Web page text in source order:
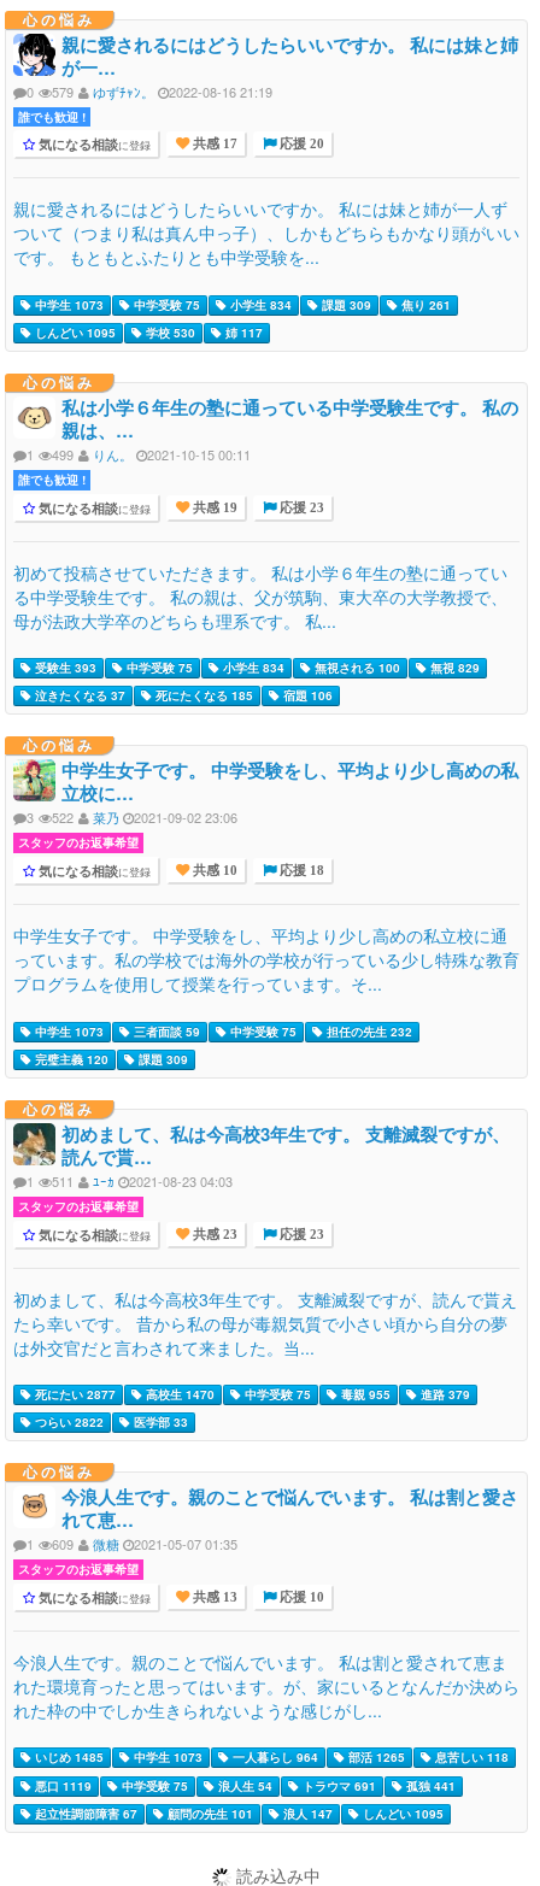
心の悩み
親に愛されるにはどうしたらいいですか。 私には妹と姉
が一…
0 579 ゆずﾁｬﾝ。 2022-08-16 21:19
誰でも歓迎 !
気になる相談に登録 共感 17 応援 20
親に愛されるにはどうしたらいいですか。 私には妹と姉が一人ず
ついて（つまり私は真ん中っ子）、しかもどちらもかなり頭がいい
です。 もともとふたりとも中学受験を...
中学生 1073 中学受験 75 小学生 834 課題 309
焦り 261
しんどい 1095
学校 530 姉 117
心の悩み
私は小学６年生の塾に通っている中学受験生です。 私の
親は、…
1 499 りん。 2021-10-15 00:11
誰でも歓迎 !
気になる相談に登録 共感 19 応援 23
初めて投稿させていただきます。 私は小学６年生の塾に通ってい
る中学受験生です。 私の親は、父が筑駒、東大卒の大学教授で、
母が法政大学卒のどちらも理系です。 私...
受験生 393 中学受験 75 小学生 834 無視される 100
無視 829
泣きたくなる 37
死にたくなる 185 宿題 106
心の悩み
中学生女子です。 中学受験をし、平均より少し高めの私
立校に…
3 522 菜乃 2021-09-02 23:06
スタッフのお返事希望
気になる相談に登録 共感 10 応援 18
中学生女子です。 中学受験をし、平均より少し高めの私立校に通
っています。私の学校では海外の学校が行っている少し特殊な教育
プログラムを使用して授業を行っています。そ...
中学生 1073 三者面談 59 中学受験 75
担任の先生 232
完璧主義 120
課題 309
心の悩み
初めまして、私は今高校3年生です。 支離滅裂ですが、
読んで貰…
1 511 ﾕｰｶ 2021-08-23 04:03
スタッフのお返事希望
気になる相談に登録 共感 23 応援 23
初めまして、私は今高校3年生です。 支離滅裂ですが、読んで貰え
たら幸いです。 昔から私の母が毒親気質で小さい頃から自分の夢
は外交官だと言わされて来ました。当...
死にたい 2877 高校生 1470 中学受験 75 毒親 955
進路 379
つらい 2822
医学部 33
心の悩み
今浪人生です。親のことで悩んでいます。 私は割と愛さ
れて恵…
1 609 微糖 2021-05-07 01:35
スタッフのお返事希望
気になる相談に登録 共感 13 応援 10
今浪人生です。親のことで悩んでいます。 私は割と愛されて恵ま
れた環境育ったと思ってはいます。が、家にいるとなんだか決めら
れた枠の中でしか生きられないような感じがし...
いじめ 1485 中学生 1073 一人暮らし 964 部活 1265
息苦しい 118
悪口 1119
中学受験 75 浪人生 54 トラウマ 691
孤独 441
起立性調節障害 67
顧問の先生 101 浪人 147 しんどい 1095
読み込み中